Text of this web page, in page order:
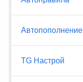
Автопополнение
TG Настрой